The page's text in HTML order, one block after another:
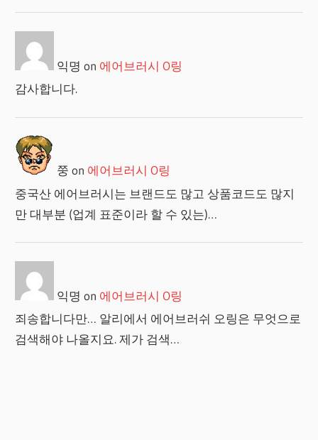
익명 on 에어브러시 O링
감사합니다.
쭝 on 에어브러시 O링
중국산 에어브러시는 브랜드도 많고 상품코드도 많지
만 대부분 (업계 표준이라 할 수 있는)…
익명 on 에어브러시 O링
죄송합니다만… 알리에서 에어브러쉬 오링은 무엇으로
검색해야 나올지요. 제가 검색…